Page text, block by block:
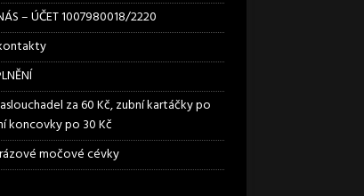
– ÚČET 1007980018/2220
za 60 Kč, zubní kartáčky po
koncovky po 30 Kč
močové cévky